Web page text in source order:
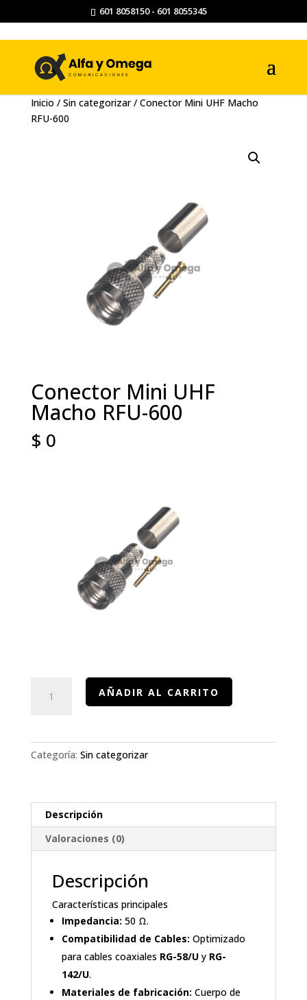
601 8058150 - 601 8055345
Inicio / Sin categorizar/ Conector Mini UHF Macho
RFU-600
Conector Mini UHF
Macho RFU-600
$ 0
AÑADIR AL CARRITO
Categoría: Sin categorizar
Descripción
Valoraciones (0)
Descripción
Características principales
Impedancia: 50 Ω.
Compatibilidad de Cables: Optimizado
para cables coaxiales RG-58/Uy RG-
142/U.
Materiales de fabricación: Cuerpo de